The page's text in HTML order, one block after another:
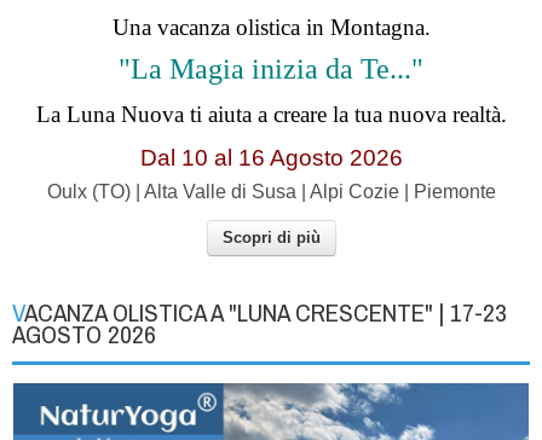
Una vacanza olistica in Montagna.
"La Magia inizia da Te..."
La Luna Nuova ti aiuta a creare la tua nuova realtà.
Dal 10 al 16 Agosto 2026
Oulx (TO) | Alta Valle di Susa | Alpi Cozie | Piemonte
Scopri di più
VACANZA OLISTICA A "LUNA CRESCENTE" | 17-23
AGOSTO 2026